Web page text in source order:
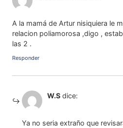
A la mamá de Artur nisiquiera le
relacion poliamorosa ,digo ,
las 2 .
Responder
W.S dice:
Ya no seria extraño que